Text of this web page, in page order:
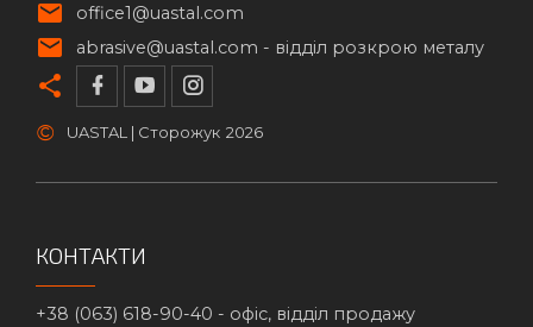
office1@uastal.com
abrasive@uastal.com - відділ розкрою металу
© UASTAL | Сторожук 2026
КОНТАКТИ
+38 (063) 618-90-40 - офіс, відділ продажу